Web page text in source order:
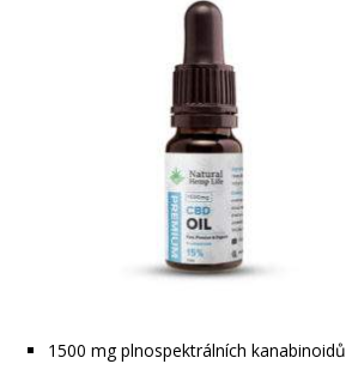
1500 mg plnospektrálních kanabinoidů